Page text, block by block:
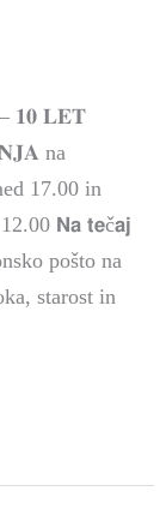
𝟏𝟎 𝐋𝐄𝐓
na
17.00 in
𝗡𝗮 𝘁𝗲č𝗮𝗷
pošto na
starost in